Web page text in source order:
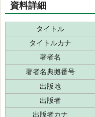
資料詳細
タイトル
タイトルカナ
著者名
著者名典拠番号
出版地
出版者
出版者カナ